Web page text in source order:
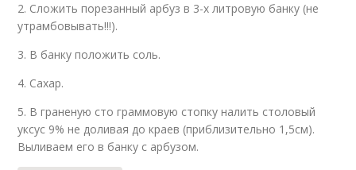
2. Сложить порезанный арбуз в 3-х литровую банку (не
утрамбовывать!!!).
3. В банку положить соль.
4. Сахар.
5. В граненую сто граммовую стопку налить столовый
уксус 9% не доливая до краев (приблизительно 1,5см).
Выливаем его в банку с арбузом.